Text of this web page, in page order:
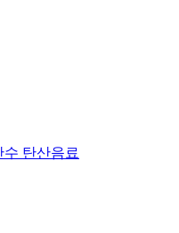
수 탄산음료